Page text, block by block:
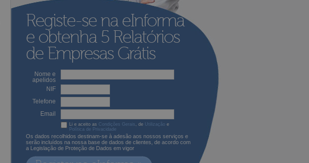
Registe-se na eInforma
e obtenha5 Relatórios
de Empresas Grátis
Nome e
apelidos
NIF
Telefone
Email
Li e aceito as Condições Gerais , de Utilização e
Política de Privacidade
Os dados recolhidos destinam-se à adesão aos nossos serviços e
serão incluídos na nossa base de dados de clientes, de acordo com
a Legislação de Proteção de Dados em vigor